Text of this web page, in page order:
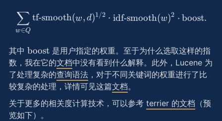
\sum_{w\in Q} \text{tf-
w∈Q
∑ tf-smooth(w, d)1/2 ⋅ idf-smooth(w)2 ⋅ boost.
其中 \text{boost}
boost 是用户指定的权重。至于为什么选取这样的指
数，我在它的文档中没有看到什么解释。此外，Lucene 为
了处理复杂的查询语法 ，对于不同关键词的权重进行了比
较复杂的处理，详情可见这篇文档。
关于更多的相关度计算技术，可以参考 terrier 的文档 （预
览如下）。